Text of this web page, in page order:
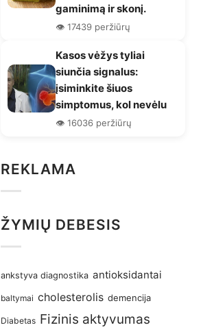
gaminimą ir skonį.
👁️ 17439 peržiūrų
Kasos vėžys tyliai
siunčia signalus:
įsiminkite šiuos
simptomus, kol nevėlu
👁️ 16036 peržiūrų
REKLAMA
ŽYMIŲ DEBESIS
ankstyva diagnostika antioksidantai
baltymai cholesterolis demencija
Diabetas Fizinis aktyvumas